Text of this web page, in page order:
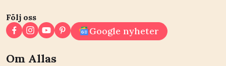
Följ oss
Google nyheter
Om Allas